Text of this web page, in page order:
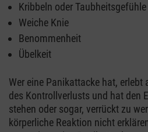
Kribbeln oder
Weiche Knie
Benommenheit
Übelkeit
Wer eine Panikattacke hat, erlebt
des Kontrollverlusts und hat den
stehen oder sogar, verrückt zu
körperliche Reaktion nicht